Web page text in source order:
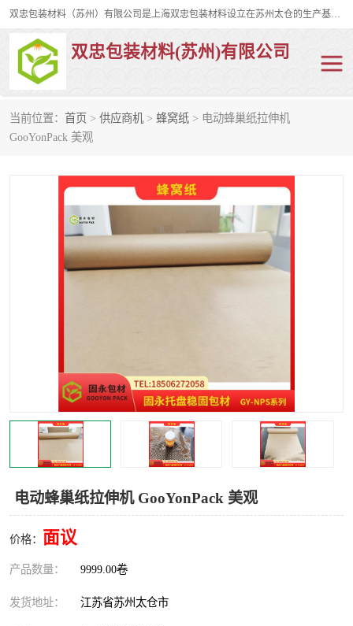
双忠包装材料（苏州）有限公司是上海双忠包装材料设立在苏州太仓的生产基地，占地约2万平米，产品主要有打孔缠绕膜，拉伸蜂窝纸，集装箱充气袋，滑托板，打包带，裹包网兜，防滑纸等箱体和托盘的运输和保护性包材。固永包材®，GooYon Pack®，是我们保护性包装材料的专属品牌。
双忠包装材料(苏州)有限公司
当前位置： 首页 > 供应商机 > 蜂窝纸 > 电动蜂巢纸拉伸机
GooYonPack 美观
电动蜂巢纸拉伸机 GooYonPack 美观
价格： 面议
产品数量： 9999.00卷
发货地址： 江苏省苏州太仓市
打孔缠绕膜
裹包网兜 纤维打包带
充气袋
缠绕膜
托盘裹包网兜